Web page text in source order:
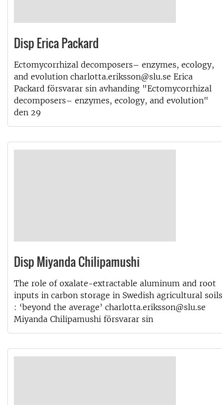
Disp Erica Packard
Ectomycorrhizal decomposers– enzymes, ecology,
and evolution charlotta.eriksson@slu.se Erica
Packard försvarar sin avhanding "Ectomycorrhizal
decomposers– enzymes, ecology, and evolution"
den 29
Disp Miyanda Chilipamushi
The role of oxalate-extractable aluminum and root
inputs in carbon storage in Swedish agricultural soils
: ‘beyond the average’ charlotta.eriksson@slu.se
Miyanda Chilipamushi försvarar sin